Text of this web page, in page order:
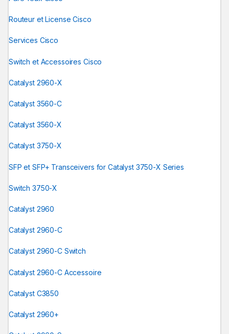
Routeur et License Cisco
Services Cisco
Switch et Accessoires Cisco
Catalyst 2960-X
Catalyst 3560-C
Catalyst 3560-X
Catalyst 3750-X
SFP et SFP+ Transceivers for Catalyst 3750-X Series
Switch 3750-X
Catalyst 2960
Catalyst 2960-C
Catalyst 2960-C Switch
Catalyst 2960-C Accessoire
Catalyst C3850
Catalyst 2960+